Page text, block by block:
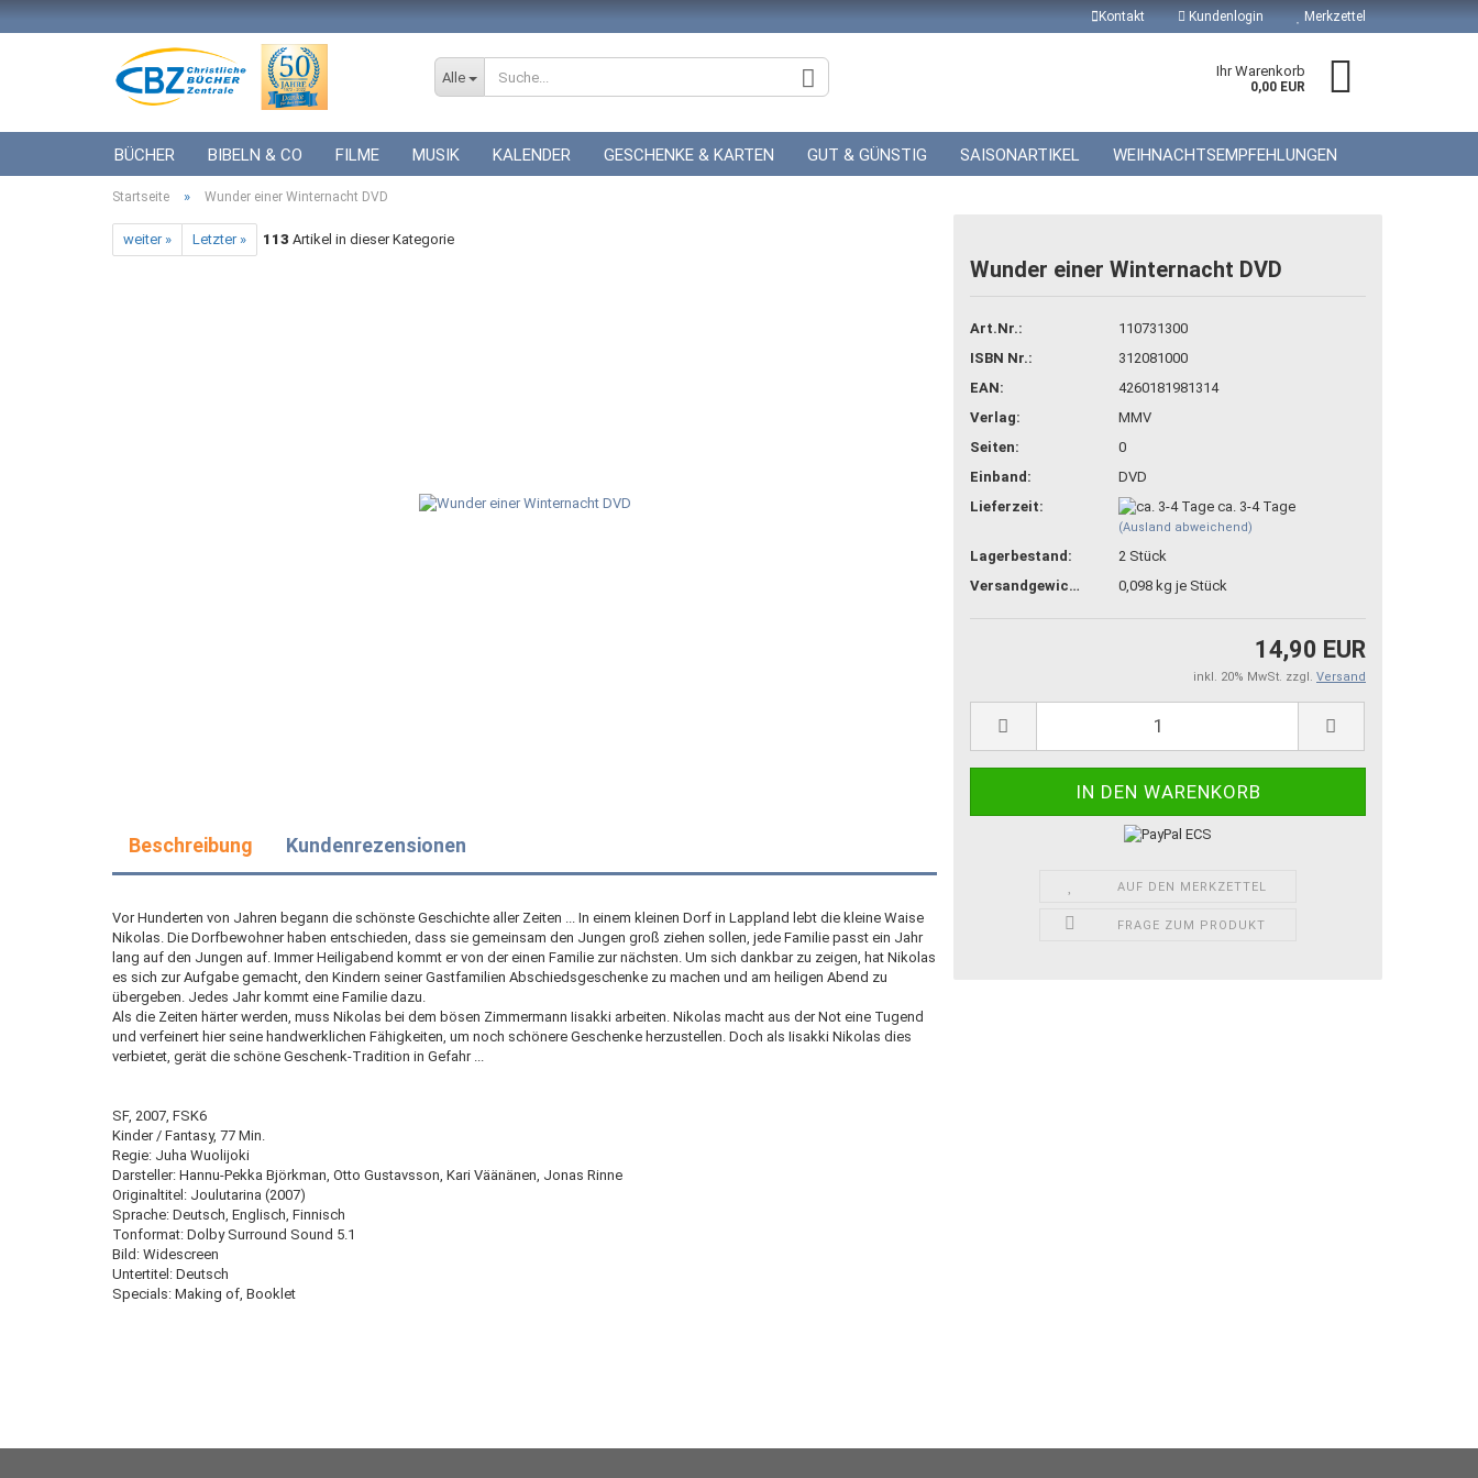
Kontakt Kundenlogin
Konto erstellen
Passwort vergessen?
Merkzettel
Alle Ihr Warenkorb
0,00 EUR
BÜCHER BIBELN & CO FILME MUSIK KALENDER GESCHENKE & KARTEN GUT & GÜNSTIG SAISONARTIKEL WEIHNACHTSEMPFEHLUNGEN
ICF BÜCHER VERSCHIEDENES
Startseite » Wunder einer Winternacht DVD
weiter » Letzter » 113 Artikel in dieser Kategorie
Wunder einer Winternacht DVD
Art.Nr.:
110731300
ISBN Nr.:
312081000
EAN:
4260181981314
Verlag:
MMV
Seiten:
0
Einband:
DVD
Lieferzeit:
ca. 3-4 Tage
(Ausland abweichend)
Lagerbestand: 2 Stück
Versandgewicht:
0,098 kg je Stück
14,90 EUR
inkl. 20% MwSt. zzgl. Versand
AUF DEN MERKZETTEL
FRAGE ZUM PRODUKT
Beschreibung Kundenrezensionen
Vor Hunderten von Jahren begann die schönste Geschichte aller Zeiten ... In einem kleinen Dorf in Lappland lebt die kleine Waise
Nikolas. Die Dorfbewohner haben entschieden, dass sie gemeinsam den Jungen groß ziehen sollen, jede Familie passt ein Jahr
lang auf den Jungen auf. Immer Heiligabend kommt er von der einen Familie zur nächsten. Um sich dankbar zu zeigen, hat Nikolas
es sich zur Aufgabe gemacht, den Kindern seiner Gastfamilien Abschiedsgeschenke zu machen und am heiligen Abend zu
übergeben. Jedes Jahr kommt eine Familie dazu.
Als die Zeiten härter werden, muss Nikolas bei dem bösen Zimmermann Iisakki arbeiten. Nikolas macht aus der Not eine Tugend
und verfeinert hier seine handwerklichen Fähigkeiten, um noch schönere Geschenke herzustellen. Doch als Iisakki Nikolas dies
verbietet, gerät die schöne Geschenk-Tradition in Gefahr ...
SF, 2007, FSK6
Kinder / Fantasy, 77 Min.
Regie: Juha Wuolijoki
Darsteller: Hannu-Pekka Björkman, Otto Gustavsson, Kari Väänänen, Jonas Rinne
Originaltitel: Joulutarina (2007)
Sprache: Deutsch, Englisch, Finnisch
Tonformat: Dolby Surround Sound 5.1
Bild: Widescreen
Untertitel: Deutsch
Specials: Making of, Booklet